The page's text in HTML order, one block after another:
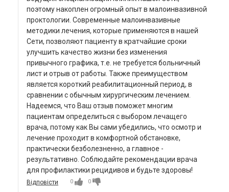
поэтому накоплен огромный опыт в малоинвазивной
проктологии. Современные малоинвазивные
методики лечения, которые применяются в нашей
Сети, позволяют пациенту в кратчайшие сроки
улучшить качество жизни без изменения
привычного графика, т.е. не требуется больничный
лист и отрыв от работы. Также преимуществом
является короткий реабилитационный период, в
сравнении с обычным хирургическим лечением.
Надеемся, что Ваш отзыв поможет многим
пациентам определиться с выбором лечащего
врача, потому как Вы сами убедились, что осмотр и
лечение проходит в комфортной обстановке,
практически безболезненно, а главное -
результативно. Соблюдайте рекомендации врача
для профилактики рецидивов и будьте здоровы!
Відповісти 0 0